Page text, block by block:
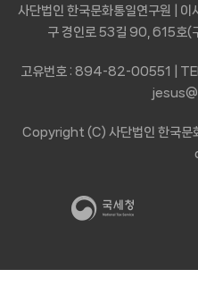
사단법인 한국문화통일연구원 | 이
구 경인로 53길 90, 615호(
고유번호 : 894-82-00551 |
Copyright (C) 사단법인 한국